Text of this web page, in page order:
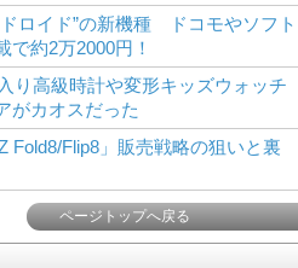
ロイド”の新機種 ドコモやソフト
約2万2000円！
り高級時計や変形キッズウォッチ
がカオスだった
Fold8/Flip8」販売戦略の狙いと裏
ページトップへ戻る